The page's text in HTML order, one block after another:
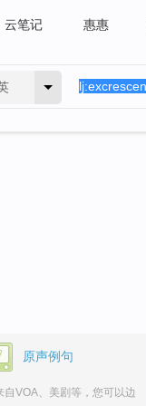
云笔记 惠惠
原声例句
自VOA、美剧等，您可以边